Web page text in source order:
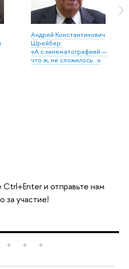
Андрей Константинович
Шрейбер:
«А с кинематографией —
что ж, не сложилось…»
и отправьте нам
за участие!